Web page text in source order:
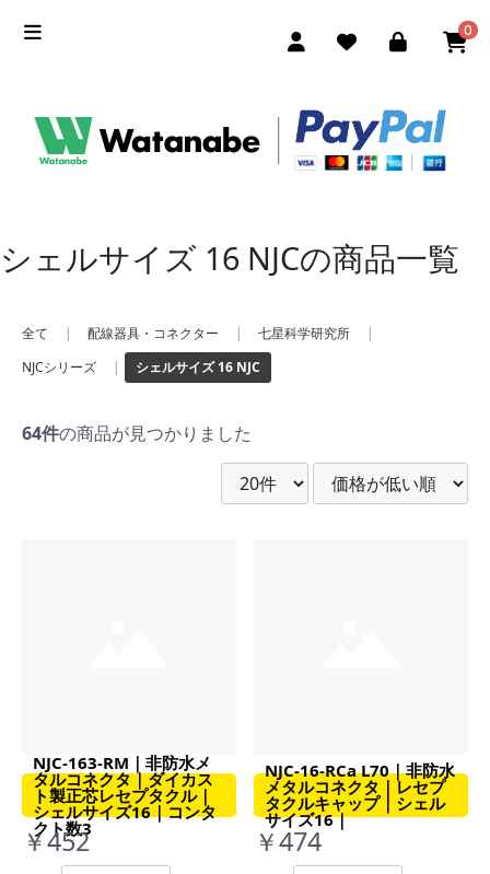
0
シェルサイズ 16 NJCの商品一覧
全て | 配線器具・コネクター | 七星科学研究所
|
NJCシリーズ
| シェルサイズ 16 NJC
64件の商品が見つかりました
NJC-163-RM｜非防水メ
タルコネクタ｜ダイカス
ト製正芯レセプタクル｜
シェルサイズ16｜コンタ
クト数3
￥452
NJC-16-RCa L70｜非防水
メタルコネクタ｜レセプ
タクルキャップ｜シェル
サイズ16｜
￥474